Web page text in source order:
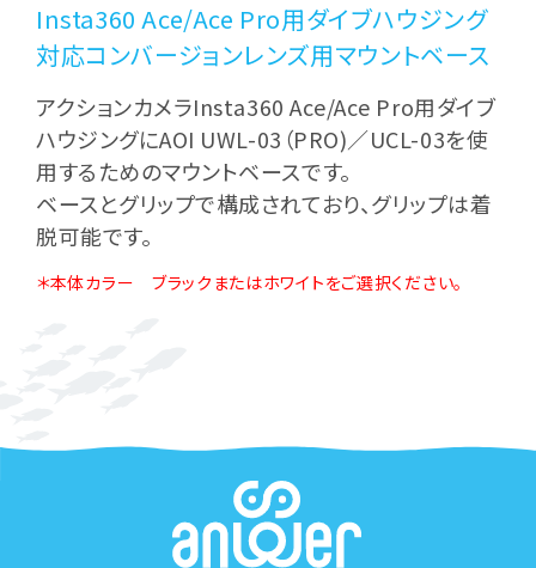
Insta360 Ace/Ace Pro用ダイブハウジング
対応コンバージョンレンズ用マウントベース
アクションカメラInsta360 Ace/Ace Pro用ダイブ
ハウジングにAOI UWL-03（PRO)／UCL-03を使
用するためのマウントベースです。
ベースとグリップで構成されており、グリップは着
脱可能です。
＊本体カラー ブラックまたはホワイトをご選択ください。